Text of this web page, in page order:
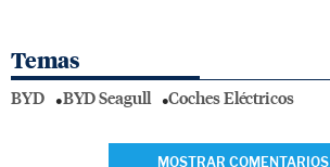
Temas
BYD BYD Seagull Coches Eléctricos
MOSTRAR COMENTARIOS